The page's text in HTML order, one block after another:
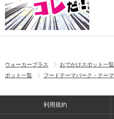
ウォーカープラス おでかけスポット一覧
ポット一覧
フードテーマパーク・テー
利用規約